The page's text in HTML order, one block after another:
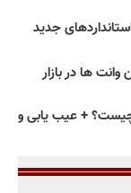
جدید
معرفی 25 تا از برترین وانت ها در بازار
+ عیب یابی و